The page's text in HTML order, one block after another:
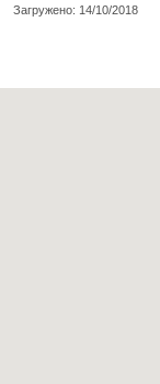
Загружено: 14/10/2018